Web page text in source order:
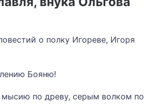
о полку Игореве, Игоря
Боя­ню!
по древу, се­рым волком по